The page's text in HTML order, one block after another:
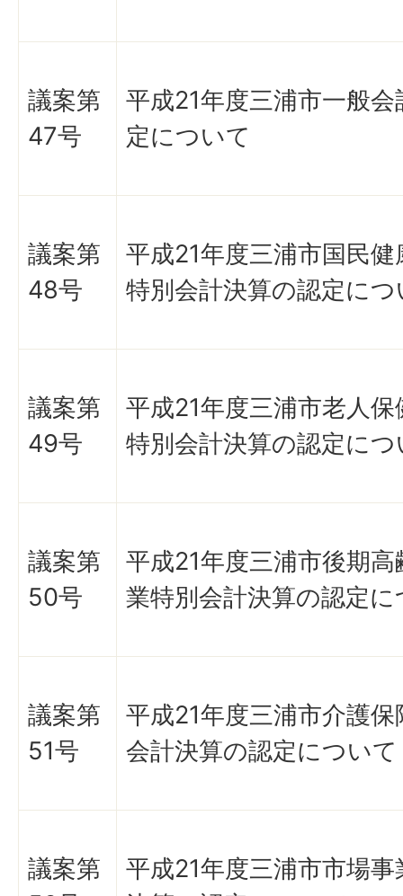
議案第
47号
平成21年度三浦市一般
定について
議案第
48号
平成21年度三浦市国民
特別会計決算の認定に
議案第
49号
平成21年度三浦市老人
特別会計決算の認定に
議案第
50号
平成21年度三浦市後期
業特別会計決算の認定
議案第
51号
平成21年度三浦市介護
会計決算の認定について
議案第
平成21年度三浦市市場